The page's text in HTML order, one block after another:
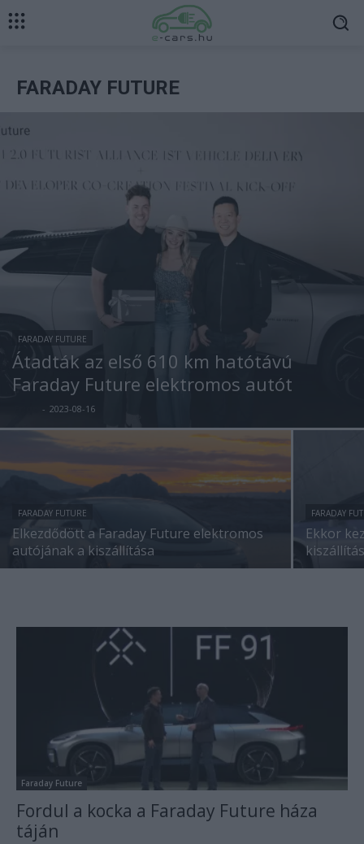
FARADAY FUTURE
FARADAY FUTURE
Átadták az első 610 km hatótávú
Faraday Future elektromos autót
- 2023-08-16
FARADAY FUTURE
Elkezdődött a Faraday Future elektromos
autójának a kiszállítása
FARADAY
Ekkor
Faraday Future
Fordul a kocka a Faraday Future háza
táján